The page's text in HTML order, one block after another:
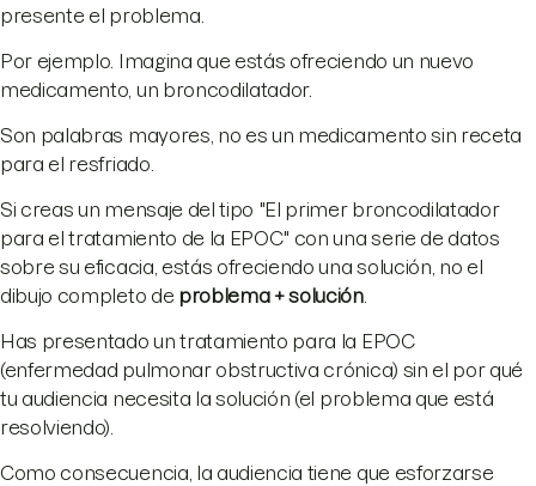
presente el problema.
Por ejemplo. Imagina que estás ofreciendo un nuevo
medicamento, un broncodilatador.
Son palabras mayores, no es un medicamento sin receta
para el resfriado.
Si creas un mensaje del tipo "El primer broncodilatador
para el tratamiento de la EPOC" con una serie de datos
sobre su eficacia, estás ofreciendo una solución, no el
dibujo completo de problema + solución.
Has presentado un tratamiento para la EPOC
(enfermedad pulmonar obstructiva crónica) sin el por qué
tu audiencia necesita la solución (el problema que está
resolviendo).
Como consecuencia, la audiencia tiene que esforzarse